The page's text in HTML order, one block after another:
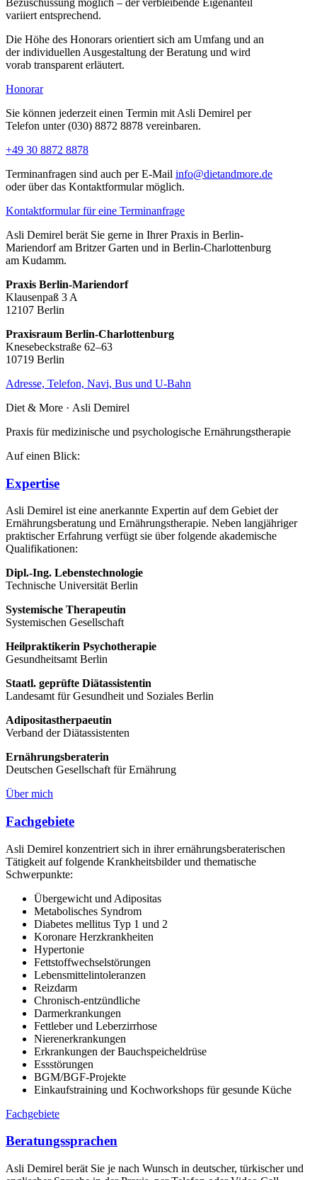
variiert entsprechend.
Die Höhe des Honorars orientiert sich am Umfang und an
der individuellen Ausgestaltung der Beratung und wird
vorab transparent erläutert.
Honorar
Sie können jederzeit einen Termin mit Asli Demirel per
Telefon unter (030) 8872 8878 vereinbaren.
+49 30 8872 8878
Terminanfragen sind auch per E-Mail info@dietandmore.de
oder über das Kontaktformular möglich.
Kontaktformular für eine Terminanfrage
Asli Demirel berät Sie gerne in Ihrer Praxis in Berlin-
Mariendorf am Britzer Garten und in Berlin-Charlottenburg
am Kudamm.
Praxis Berlin-Mariendorf
Klausenpaß 3 A
12107 Berlin
Praxisraum Berlin-Charlottenburg
Knesebeckstraße 62–63
10719 Berlin
Adresse, Telefon, Navi, Bus und U-Bahn
Diet & More · Asli Demirel
Praxis für medizinische und psychologische Ernährungstherapie
Auf einen Blick:
Expertise
Asli Demirel ist eine anerkannte Expertin auf dem Gebiet der
Ernährungsberatung und Ernährungs­therapie. Neben langjähriger
praktischer Erfahrung verfügt sie über folgende akademische
Qualifikationen:
Dipl.-Ing. Lebenstechnologie
Technische Universität Berlin
Systemische Therapeutin
Systemischen Gesellschaft
Heilpraktikerin Psychotherapie
Gesundheitsamt Berlin
Staatl. geprüfte Diätassistentin
Landesamt für Gesundheit und Soziales Berlin
Adipositastherpaeutin
Verband der Diätassistenten
Ernährungsberaterin
Deutschen Gesellschaft für Ernährung
Über mich
Fachgebiete
Asli Demirel konzentriert sich in ihrer ernährungsberaterischen
Tätigkeit auf folgende Krankheitsbilder und thematische
Schwerpunkte:
Übergewicht und Adipositas
Metabolisches Syndrom
Diabetes mellitus Typ 1 und 2
Koronare Herzkrankheiten
Hypertonie
Fettstoffwechselstörungen
Lebensmittelintoleranzen
Reizdarm
Chronisch-entzündliche
Darmerkrankungen
Fettleber und Leberzirrhose
Nierenerkrankungen
Erkrankungen der Bauchspeicheldrüse
Essstörungen
BGM/BGF-Projekte
Einkaufstraining und Kochworkshops für gesunde Küche
Fachgebiete
Beratungssprachen
Asli Demirel berät Sie je nach Wunsch in deutscher, türkischer und